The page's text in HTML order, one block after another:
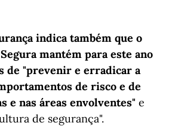
indica também que o
mantém para este ano
de "prevenir e erradicar a
de risco e de
e nas áreas envolventes" e
de segurança".